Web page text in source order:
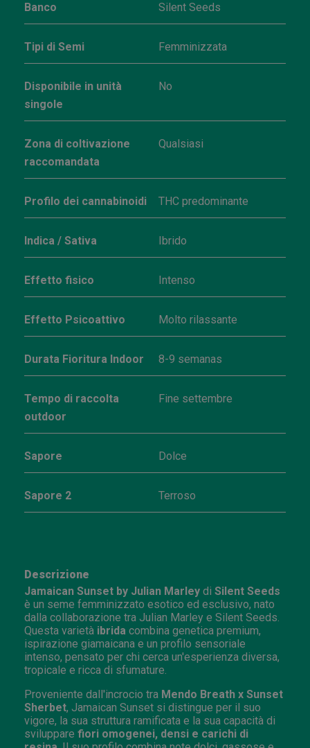
Banco Silent Seeds
Tipi di Semi Femminizzata
Disponibile in unità
singole
No
Zona di coltivazione
raccomandata
Qualsiasi
Profilo dei cannabinoidi THC predominante
Indica / Sativa Ibrido
Effetto fisico Intenso
Effetto Psicoattivo Molto rilassante
Durata Fioritura Indoor 8-9 semanas
Tempo di raccolta
outdoor
Fine settembre
Sapore Dolce
Sapore 2 Terroso
Descrizione
Jamaican Sunset by Julian Marley di Silent Seeds
è un seme femminizzato esotico ed esclusivo, nato
dalla collaborazione tra Julian Marley e Silent Seeds.
Questa varietà ibrida combina genetica premium,
ispirazione giamaicana e un profilo sensoriale
intenso, pensato per chi cerca un'esperienza diversa,
tropicale e ricca di sfumature.
Proveniente dall'incrocio tra Mendo Breath x Sunset
Sherbet, Jamaican Sunset si distingue per il suo
vigore, la sua struttura ramificata e la sua capacità di
sviluppare fiori omogenei, densi e carichi di